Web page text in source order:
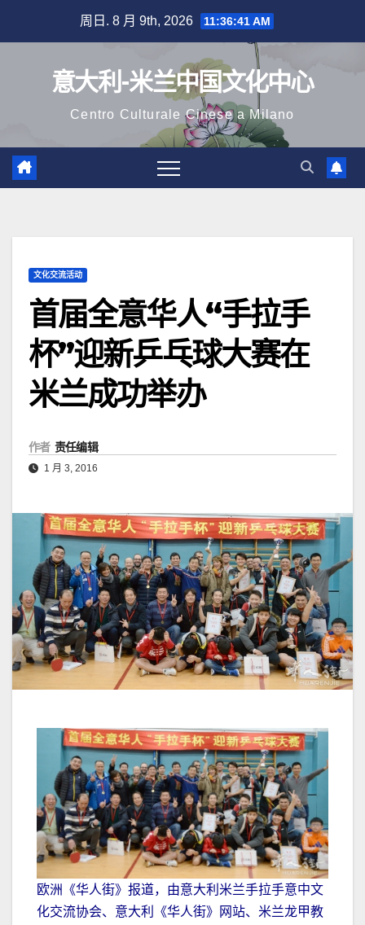
周日. 8 月 9th, 2026 11:36:43 AM
意大利-米兰中国文化中心
Centro Culturale Cinese a Milano
文化交流活动
首届全意华人“手拉手
杯”迎新乒乓球大赛在
米兰成功举办
作者 责任编辑
1 月 3, 2016
欧洲《华人街》报道，由意大利米兰手拉手意中文
化交流协会、意大利《华人街》网站、米兰龙甲教